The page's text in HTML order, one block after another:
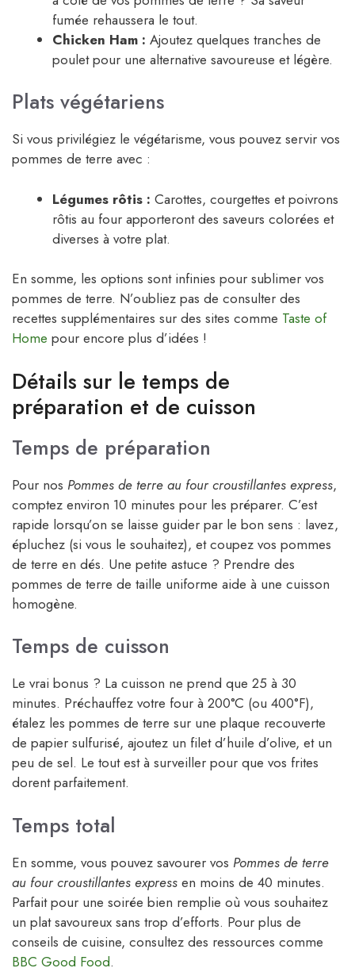
fumée rehaussera le tout.
Chicken Ham : Ajoutez quelques tranches de
poulet pour une alternative savoureuse et légère.
Plats végétariens
Si vous privilégiez le végétarisme, vous pouvez servir vos
pommes de terre avec :
Légumes rôtis : Carottes, courgettes et poivrons
rôtis au four apporteront des saveurs colorées et
diverses à votre plat.
En somme, les options sont infinies pour sublimer vos
pommes de terre. N’oubliez pas de consulter des
recettes supplémentaires sur des sites comme Taste of
Home pour encore plus d’idées !
Détails sur le temps de
préparation et de cuisson
Temps de préparation
Pour nos Pommes de terre au four croustillantes express,
comptez environ 10 minutes pour les préparer. C’est
rapide lorsqu’on se laisse guider par le bon sens : lavez,
épluchez (si vous le souhaitez), et coupez vos pommes
de terre en dés. Une petite astuce ? Prendre des
pommes de terre de taille uniforme aide à une cuisson
homogène.
Temps de cuisson
Le vrai bonus ? La cuisson ne prend que 25 à 30
minutes. Préchauffez votre four à 200°C (ou 400°F),
étalez les pommes de terre sur une plaque recouverte
de papier sulfurisé, ajoutez un filet d’huile d’olive, et un
peu de sel. Le tout est à surveiller pour que vos frites
dorent parfaitement.
Temps total
En somme, vous pouvez savourer vos Pommes de terre
au four croustillantes express en moins de 40 minutes.
Parfait pour une soirée bien remplie où vous souhaitez
un plat savoureux sans trop d’efforts. Pour plus de
conseils de cuisine, consultez des ressources comme
BBC Good Food.